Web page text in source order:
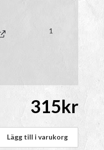
1
315kr
| Garnpaket Snöfamn
Lägg till i varukorg